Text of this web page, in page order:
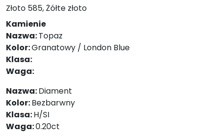
Złoto 585, Żółte złoto
Kamienie
Nazwa:Topaz
Kolor:Granatowy / London Blue
Klasa:
Waga:
Nazwa:Diament
Kolor:Bezbarwny
Klasa:H/SI
Waga:0.20ct